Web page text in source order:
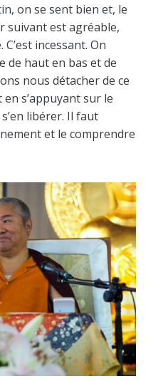
on se sent bien et, le
suivant est agréable,
incessant. On
de haut en bas et de
nous détacher de ce
en s’appuyant sur le
libérer. Il faut
et le comprendre